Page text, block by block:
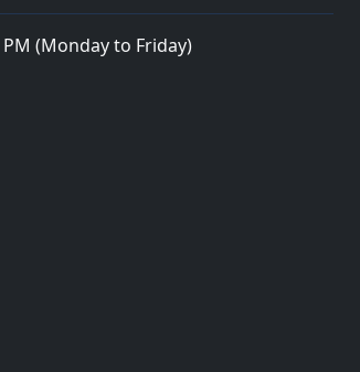
PM (Monday to Friday)